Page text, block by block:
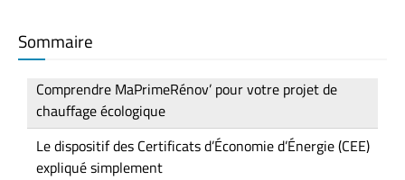
Sommaire
Comprendre MaPrimeRénov’ pour votre projet de
chauffage écologique
Le dispositif des Certificats d’Économie d’Énergie (CEE)
expliqué simplement